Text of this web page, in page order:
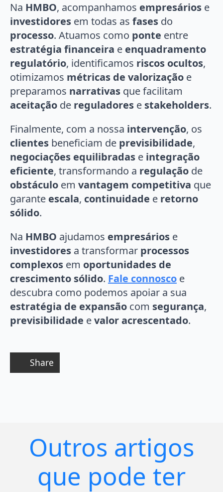
Na HMBO, acompanhamos empresários e
investidores em todas as fases do
processo. Atuamos como ponte entre
estratégia financeira e enquadramento
regulatório, identificamos riscos ocultos,
otimizamos métricas de valorização e
preparamos narrativas que facilitam
aceitação de reguladores e stakeholders.
Finalmente, com a nossa intervenção, os
clientes beneficiam de previsibilidade,
negociações equilibradas e integração
eficiente, transformando a regulação de
obstáculo em vantagem competitiva que
garante escala, continuidade e retorno
sólido.
Na HMBO ajudamos empresários e
investidores a transformar processos
complexos em oportunidades de
crescimento sólido. Fale connosco e
descubra como podemos apoiar a sua
estratégia de expansão com segurança,
previsibilidade evalor acrescentado.
Share
Outros artigos
que pode ter